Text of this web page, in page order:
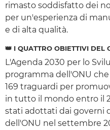
rimasto soddisfatto dei
per un'esperienza di
e di alta qualità.
👑 I QUATTRO OBIETTIVI DEL
L'Agenda 2030 per lo
programma dell'ONU
169 traguardi per
in tutto il mondo entro il
stati adottati dai governi
dell'ONU nel settembre